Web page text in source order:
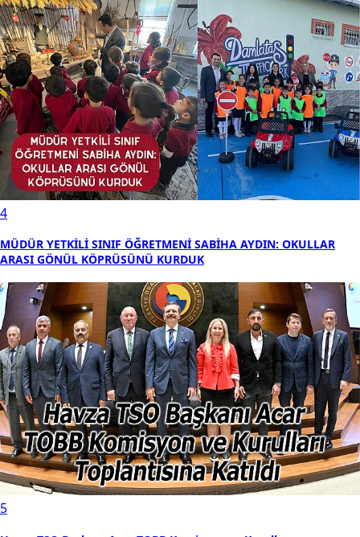
4
MÜDÜR YETKİLİ SINIF ÖĞRETMENİ SABİHA AYDIN: OKULLAR
ARASI GÖNÜL KÖPRÜSÜNÜ KURDUK
5